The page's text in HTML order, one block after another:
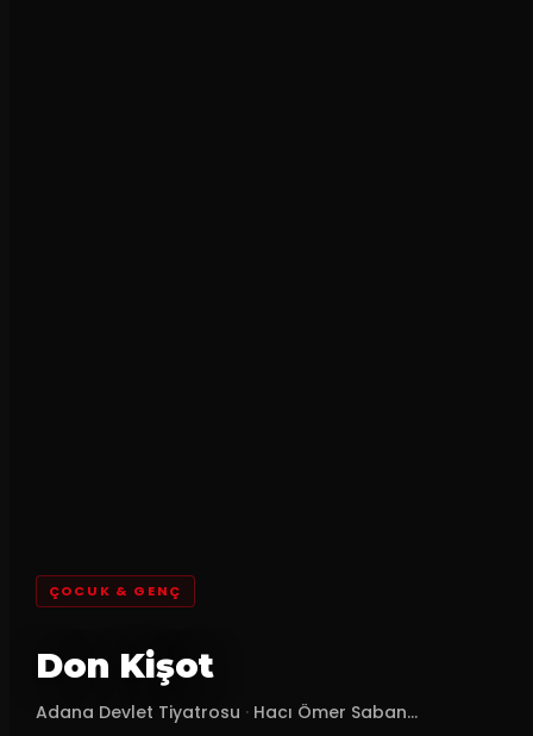
ÇOCUK & GENÇ
Don Kişot
Adana Devlet Tiyatrosu · Hacı Ömer Saban...